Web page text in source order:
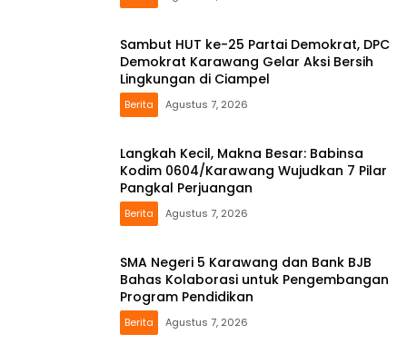
Sambut HUT ke-25 Partai Demokrat, DPC
Demokrat Karawang Gelar Aksi Bersih
Lingkungan di Ciampel
Berita Agustus 7, 2026
Langkah Kecil, Makna Besar: Babinsa
Kodim 0604/Karawang Wujudkan 7 Pilar
Pangkal Perjuangan
Berita Agustus 7, 2026
SMA Negeri 5 Karawang dan Bank BJB
Bahas Kolaborasi untuk Pengembangan
Program Pendidikan
Berita Agustus 7, 2026